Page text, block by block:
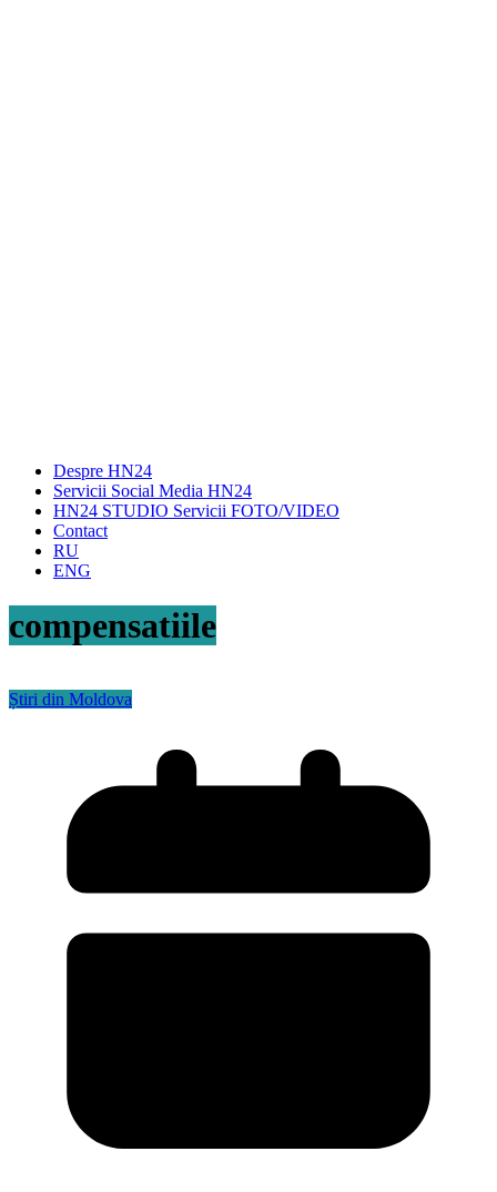
Despre HN24
Servicii Social Media HN24
HN24 STUDIO Servicii FOTO/VIDEO
Contact
RU
ENG
compensatiile
Știri din Moldova